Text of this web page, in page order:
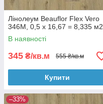
Лінолеум Beauflor Flex Vero
346M, 0,5 х 16,67 = 8,335 м2
В наявності
345 ₴/кв.м 555 ₴/кв.м
Купити
–33%